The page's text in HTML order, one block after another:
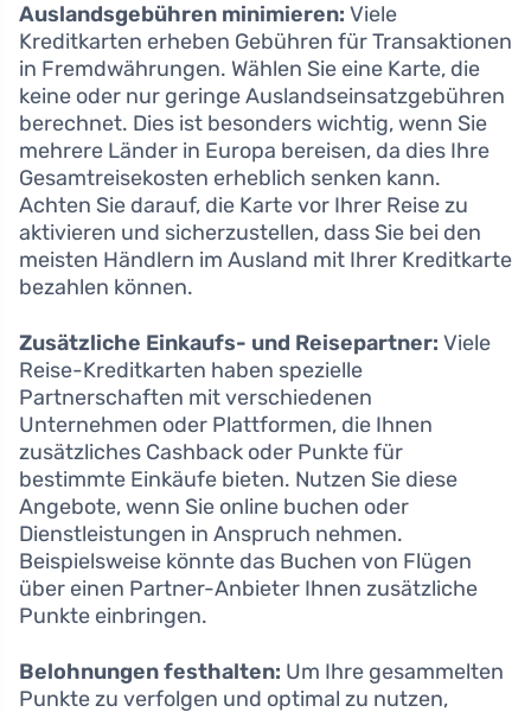
Auslandsgebühren minimieren: Viele
Kreditkarten erheben Gebühren für Transaktionen
in Fremdwährungen. Wählen Sie eine Karte, die
keine oder nur geringe Auslandseinsatzgebühren
berechnet. Dies ist besonders wichtig, wenn Sie
mehrere Länder in Europa bereisen, da dies Ihre
Gesamtreisekosten erheblich senken kann.
Achten Sie darauf, die Karte vor Ihrer Reise zu
aktivieren und sicherzustellen, dass Sie bei den
meisten Händlern im Ausland mit Ihrer Kreditkarte
bezahlen können.
Zusätzliche Einkaufs- und Reisepartner: Viele
Reise-Kreditkarten haben spezielle
Partnerschaften mit verschiedenen
Unternehmen oder Plattformen, die Ihnen
zusätzliches Cashback oder Punkte für
bestimmte Einkäufe bieten. Nutzen Sie diese
Angebote, wenn Sie online buchen oder
Dienstleistungen in Anspruch nehmen.
Beispielsweise könnte das Buchen von Flügen
über einen Partner-Anbieter Ihnen zusätzliche
Punkte einbringen.
Belohnungen festhalten: Um Ihre gesammelten
Punkte zu verfolgen und optimal zu nutzen,